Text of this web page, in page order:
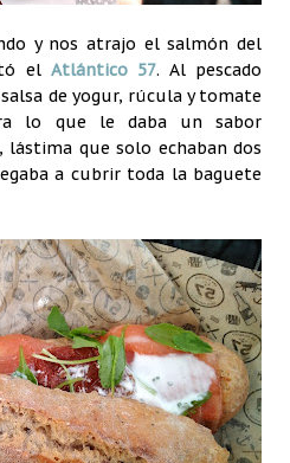
y nos atrajo el salmón del
el Atlántico 57. Al pescado
de yogur, rúcula y tomate
lo que le daba un sabor
que solo echaban dos
a cubrir toda la baguete